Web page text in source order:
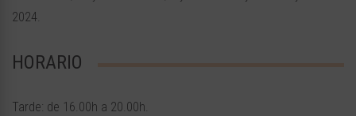
2024.
HORARIO
Tarde: de 16.00h a 20.00h.